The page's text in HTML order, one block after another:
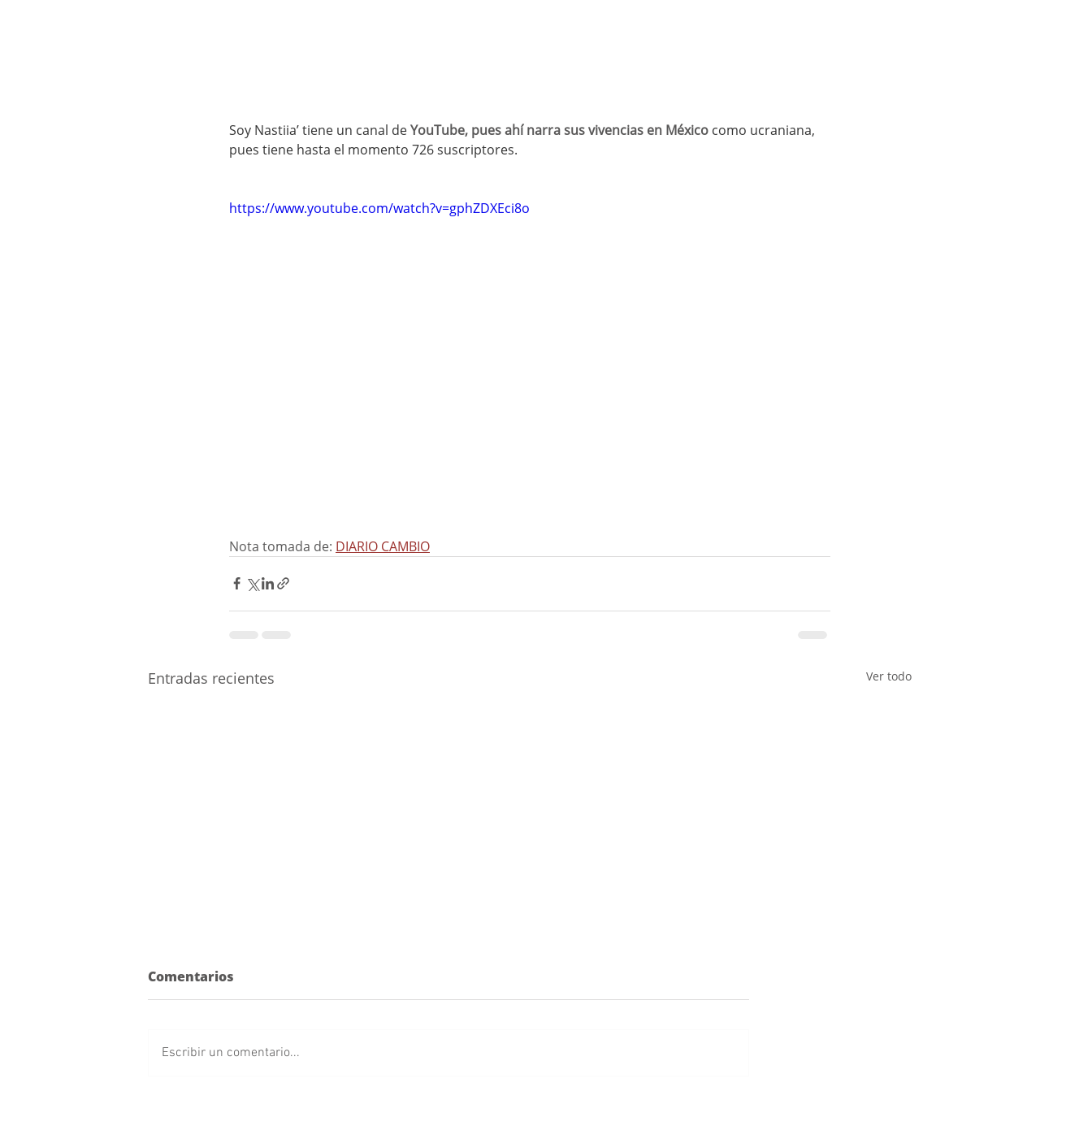
Soy Nastiia’ tiene un canal de YouTube, pues ahí narra sus vivencias en México como ucraniana,
pues tiene hasta el momento 726 suscriptores.
https://www.youtube.com/watch?v=gphZDXEci8o
Nota tomada de: DIARIO CAMBIO
Entradas recientes Ver todo
Comentarios
Escribir un comentario...